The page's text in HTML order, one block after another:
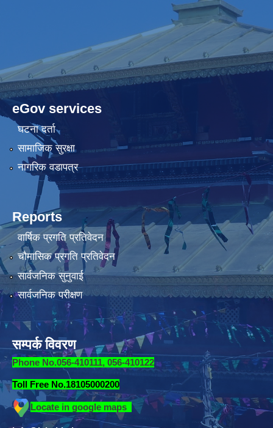
eGov services
घटना दर्ता
सामाजिक सुरक्षा
नागरिक वडापत्र
Reports
वार्षिक प्रगति प्रतिवेदन
चौमासिक प्रगति प्रतिवेदन
सार्वजनिक सुनुवाई
सार्वजनिक परीक्षण
सम्पर्क विवरण
Phone No.056-410111, 056-410122
Toll Free No.18105000200
Locate in google maps